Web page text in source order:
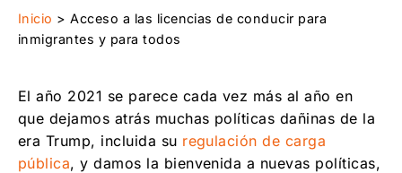
Inicio >Acceso a las licencias de conducir para
inmigrantes y para todos
El año 2021 se parece cada vez más al año en
que dejamos atrás muchas políticas dañinas de la
era Trump, incluida su regulación de carga
pública, y damos la bienvenida a nuevas políticas,